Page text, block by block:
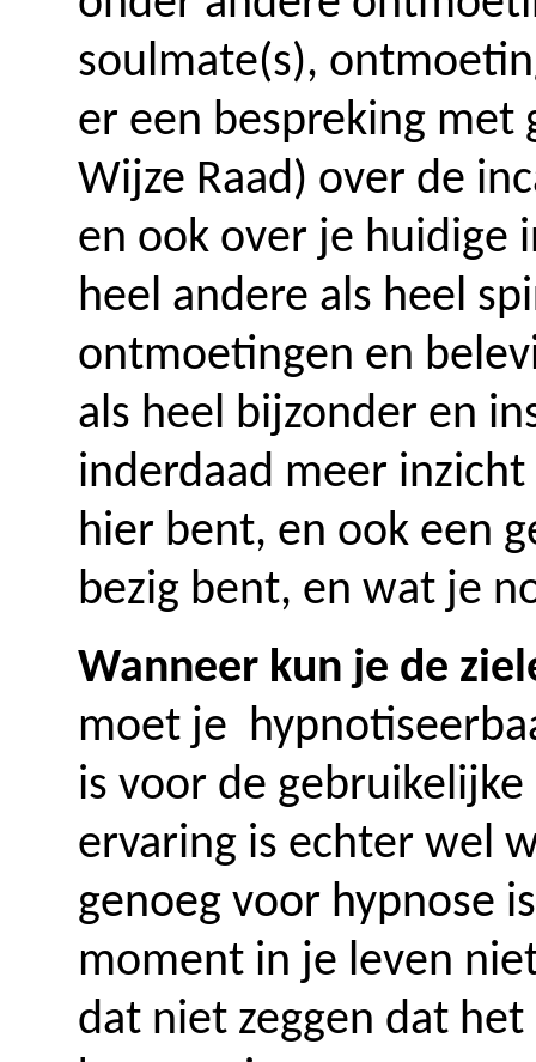
soulmate(s),
er een bespreking met
Wijze Raad) over de
en ook over je huidige
heel andere als heel
ontmoetingen en
als heel bijzonder en
inderdaad meer
hier bent, en ook een
bezig bent, en wat je
Wanneer kun je de
moet je
is voor de
ervaring is echter wel
genoeg voor hypnose
moment in je leven
dat niet zeggen dat